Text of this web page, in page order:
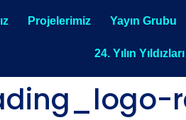
Projelerimiz Yayın Grubu
24. Yılın Yıldızları